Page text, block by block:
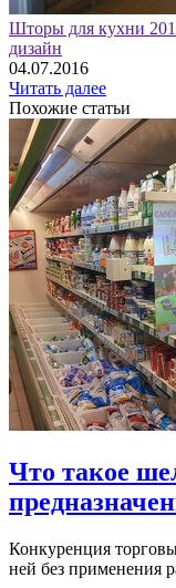
Шторы для кухни
дизайн
04.07.2016
Читать далее
Похожие статьи
Что такое
Конкуренция
ней без применения